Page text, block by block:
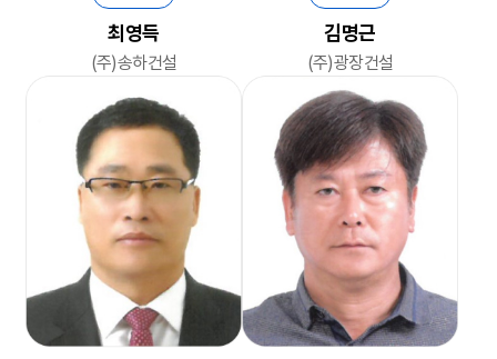
최영득
(주)송하건설
김명근
(주)광장건설